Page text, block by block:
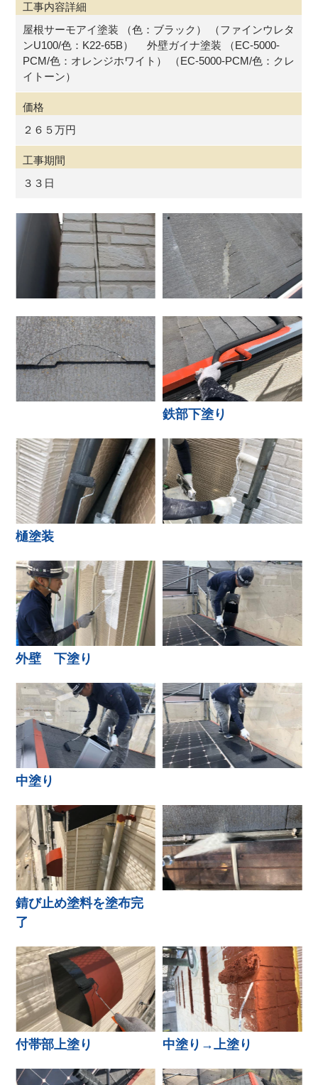
工事内容詳細
屋根サーモアイ塗装 （色：ブラック） （ファインウレタ
ンU100/色：K22-65B） 外壁ガイナ塗装 （EC-5000-
PCM/色：オレンジホワイト） （EC-5000-PCM/色：クレ
イトーン）
価格
２６５万円
工事期間
３３日
鉄部下塗り
樋塗装
外壁 下塗り
中塗り
錆び止め塗料を塗布完
了
付帯部上塗り 中塗り→上塗り